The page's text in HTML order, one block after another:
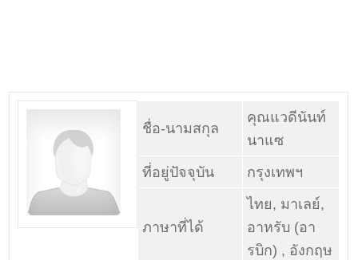
ชื่อ-นามสกุล
คุณแวดีนันท์
นาแซ
ที่อยู่ปัจจุบัน
กรุงเทพฯ
ภาษาที่ได้
ไทย, มาเลย์,
อาหรับ (อา
รบิก) , อังกฤษ